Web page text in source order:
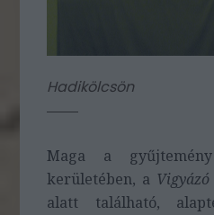
Hadikölcsön
Maga a
kerületében, a
alatt található,